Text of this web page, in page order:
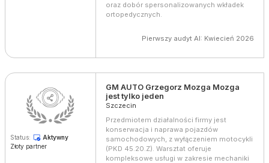
oraz dobór spersonalizowanych wkładek
ortopedycznych.
Pierwszy audyt AI: Kwiecień 2026
Status:
Aktywny
Złoty partner
GM AUTO Grzegorz Mozga Mozga
jest tylko jeden
Szczecin
Przedmiotem działalności firmy jest
konserwacja i naprawa pojazdów
samochodowych, z wyłączeniem motocykli
(PKD 45.20.Z). Warsztat oferuje
kompleksowe usługi w zakresie mechaniki